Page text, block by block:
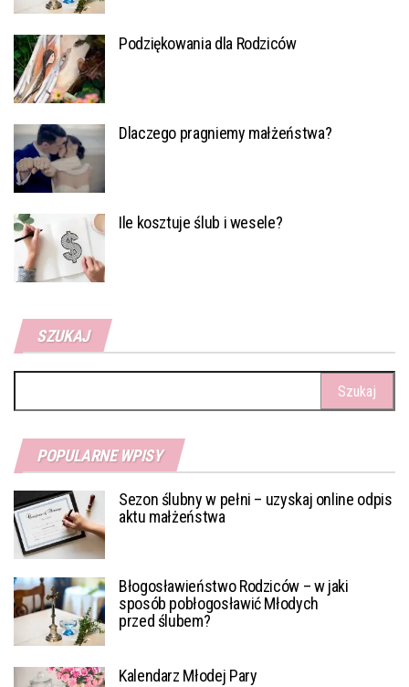
Podziękowania dla Rodziców
Dlaczego pragniemy małżeństwa?
Ile kosztuje ślub i wesele?
SZUKAJ
POPULARNE WPISY
Sezon ślubny w pełni – uzyskaj online odpis
aktu małżeństwa
Błogosławieństwo Rodziców – w jaki
sposób pobłogosławić Młodych
przed ślubem?
Kalendarz Młodej Pary